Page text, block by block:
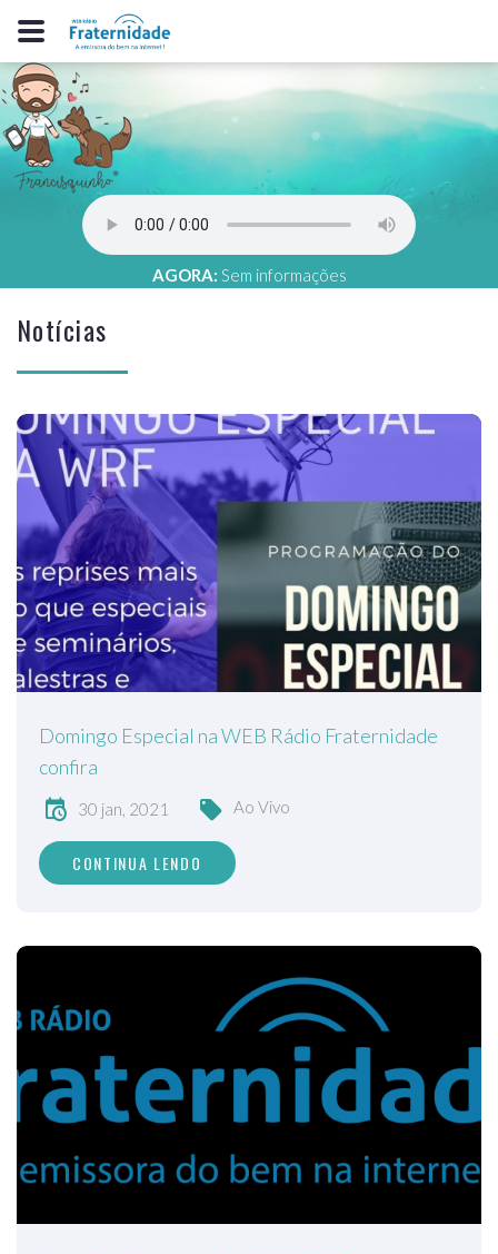
AGORA: Sem informações
Notícias
Domingo Especial na WEB Rádio Fraternidade
confira
30 jan, 2021 Ao Vivo
CONTINUA LENDO